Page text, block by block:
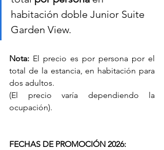
habitación doble Junior Suite
Garden View.
Nota: El precio es por persona por el
total de la estancia, en habitación para
dos adultos.
(El precio varía dependiendo la
ocupación).
FECHAS DE PROMOCIÓN 2026: